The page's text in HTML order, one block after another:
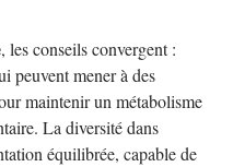
, les conseils convergent :
peuvent mener à des
maintenir un métabolisme
La diversité dans
équilibrée, capable de